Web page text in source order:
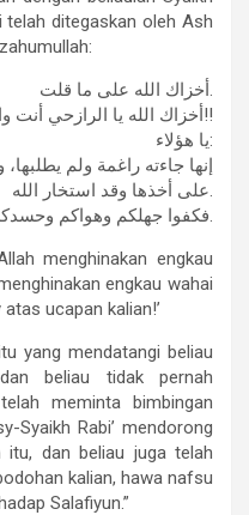
telah ditegaskan oleh Ash
أخزاك الله على ما قلت.
أخزاك الله يا الرازحي أنت والبرعي على ما قلتم!!
يا هؤلاء:
إنها جاءته راغمة ولم
على أخذها وقد استخار الله.
فكفوا جهلكم وهواكم وحسدكم عن السلفيين.
menghinakan engkau
engkau wahai
ucapan kalian!’
yang mendatangi beliau
beliau tidak pernah
meminta bimbingan
Syaikh Rabi’ mendorong
itu, dan beliau juga telah
kalian, hawa nafsu
Salafiyun.”